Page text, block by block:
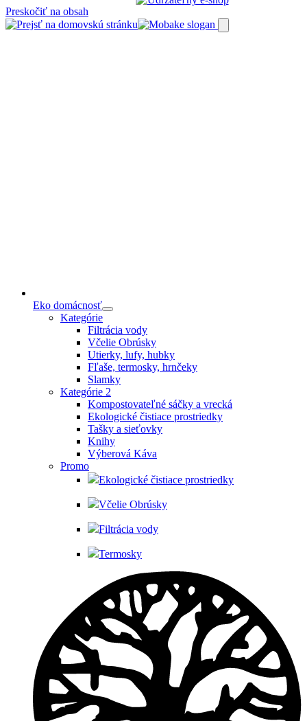
Preskočiť na obsah
Eko domácnosť
Kategórie
Filtrácia vody
Včelie Obrúsky
Utierky, lufy, hubky
Fľaše, termosky, hrnčeky
Slamky
Kategórie 2
Kompostovateľné sáčky a vrecká
Ekologické čistiace prostriedky
Tašky a sieťovky
Knihy
Výberová Káva
Promo
Ekologické čistiace prostriedky
Včelie Obrúsky
Filtrácia vody
Termosky